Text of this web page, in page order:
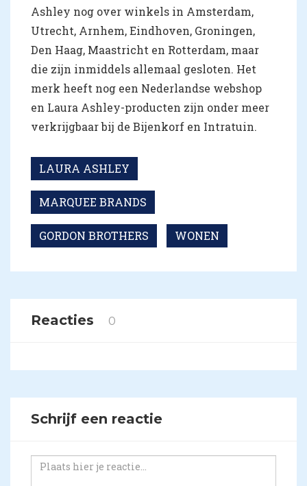
Ashley nog over winkels in Amsterdam,
Utrecht, Arnhem, Eindhoven, Groningen,
Den Haag, Maastricht en Rotterdam, maar
die zijn inmiddels allemaal gesloten. Het
merk heeft nog een Nederlandse webshop
en Laura Ashley-producten zijn onder meer
verkrijgbaar bij de Bijenkorf en Intratuin.
LAURA ASHLEY
MARQUEE BRANDS
GORDON BROTHERS WONEN
Reacties 0
Schrijf een reactie